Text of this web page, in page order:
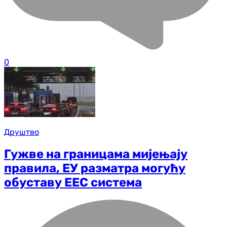
0
Друштво
Гужве на границама мијењају
правила, ЕУ разматра могућу
обуставу ЕЕС система